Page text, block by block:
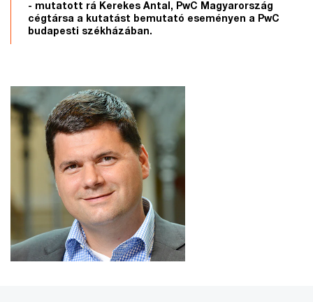
- mutatott rá Kerekes Antal, PwC Magyarország
cégtársa a kutatást bemutató eseményen a PwC
budapesti székházában.